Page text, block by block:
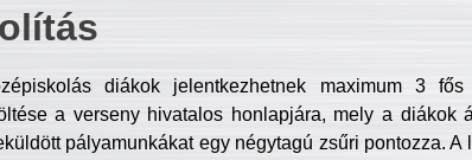
diákok jelentkezhetnek maximum 3
a verseny hivatalos honlapjára, mely a diákok
pályamunkákat egy négytagú zsűri pontozza.